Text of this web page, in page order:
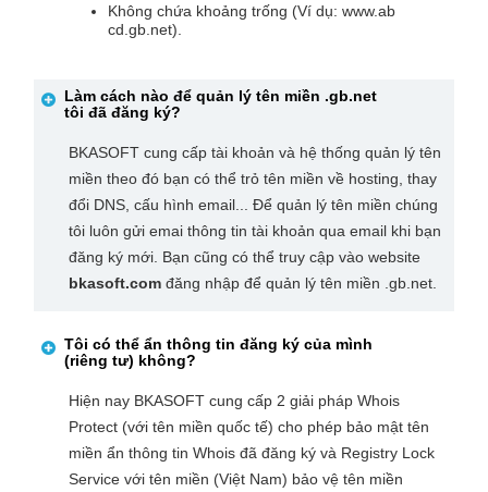
Không chứa khoảng trống (Ví dụ: www.ab
cd.gb.net).
Làm cách nào để quản lý tên miền .gb.net
tôi đã đăng ký?
BKASOFT cung cấp tài khoản và hệ thống quản lý tên
miền theo đó bạn có thể trỏ tên miền về hosting, thay
đổi DNS, cấu hình email... Để quản lý tên miền chúng
tôi luôn gửi emai thông tin tài khoản qua email khi bạn
đăng ký mới. Bạn cũng có thể truy cập vào website
bkasoft.com đăng nhập để quản lý tên miền .gb.net.
Tôi có thể ẩn thông tin đăng ký của mình
(riêng tư) không?
Hiện nay BKASOFT cung cấp 2 giải pháp Whois
Protect (với tên miền quốc tế) cho phép bảo mật tên
miền ẩn thông tin Whois đã đăng ký và Registry Lock
Service với tên miền (Việt Nam) bảo vệ tên miền